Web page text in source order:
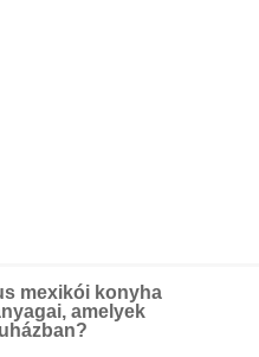
mexikói konyha
amelyek